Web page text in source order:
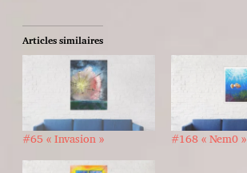
Articles similaires
#65 « Invasion » #168 « Nem0 »